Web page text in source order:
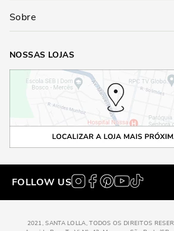
Sobre
NOSSAS LOJAS
FOLLOW US
2021, SANTA LOLLA, TODOS OS DIREITOS